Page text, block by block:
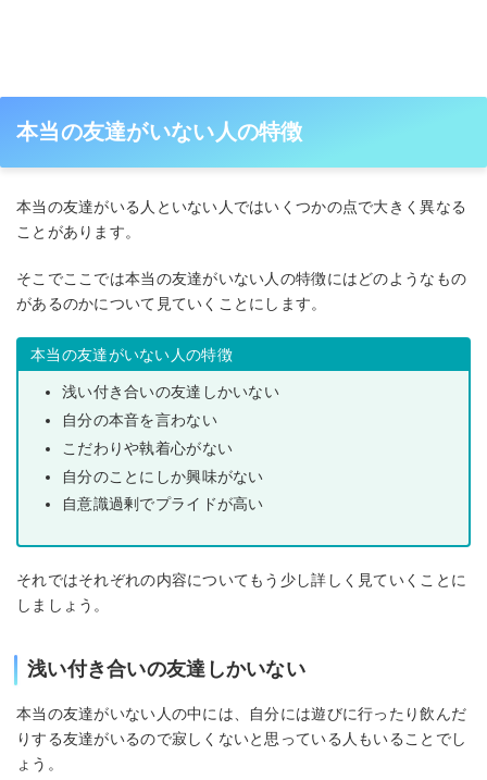
本当の友達がいない人の特徴
本当の友達がいる人といない人ではいくつかの点で大きく異なる
ことがあります。
そこでここでは本当の友達がいない人の特徴にはどのようなもの
があるのかについて見ていくことにします。
本当の友達がいない人の特徴
浅い付き合いの友達しかいない
自分の本音を言わない
こだわりや執着心がない
自分のことにしか興味がない
自意識過剰でプライドが高い
それではそれぞれの内容についてもう少し詳しく見ていくことに
しましょう。
浅い付き合いの友達しかいない
本当の友達がいない人の中には、自分には遊びに行ったり飲んだ
りする友達がいるので寂しくないと思っている人もいることでし
ょう。